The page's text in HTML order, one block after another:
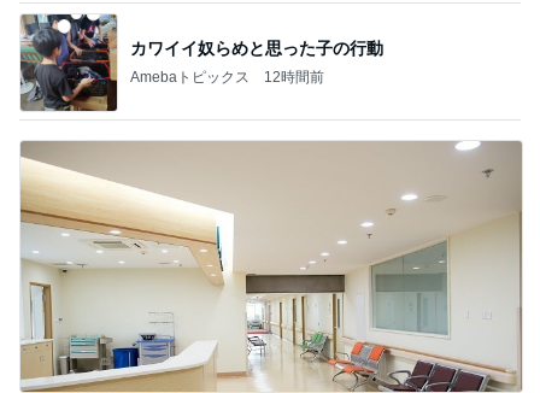
カワイイ奴らめと思った子の行動
Amebaトピックス 12時間前